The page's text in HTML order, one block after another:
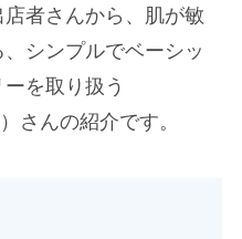
者さんから、肌が敏
シンプルでベーシッ
を取り扱う
さんの紹介です。